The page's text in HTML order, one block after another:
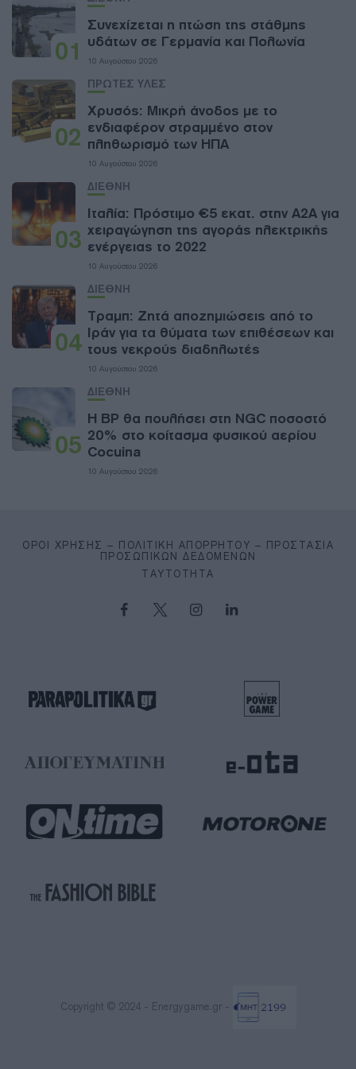
01
Συνεχίζεται η πτώση της στάθμης
υδάτων σε Γερμανία και Πολωνία
10 Αυγούστου 2026
02
ΠΡΩΤΕΣ ΥΛΕΣ
Χρυσός: Μικρή άνοδος με το
ενδιαφέρον στραμμένο στον
πληθωρισμό των ΗΠΑ
10 Αυγούστου 2026
03
ΔΙΕΘΝΗ
Ιταλία: Πρόστιμο €5 εκατ. στην A2A για
χειραγώγηση της αγοράς ηλεκτρικής
ενέργειας το 2022
10 Αυγούστου 2026
04
ΔΙΕΘΝΗ
Τραμπ: Ζητά αποζημιώσεις από το
Ιράν για τα θύματα των επιθέσεων και
τους νεκρούς διαδηλωτές
10 Αυγούστου 2026
05
ΔΙΕΘΝΗ
Η BP θα πουλήσει στη NGC ποσοστό
20% στο κοίτασμα φυσικού αερίου
Cocuina
10 Αυγούστου 2026
ΌΡΟΙ ΧΡΉΣΗΣ – ΠΟΛΙΤΙΚΉ ΑΠΟΡΡΉΤΟΥ – ΠΡΟΣΤΑΣΊΑ
ΠΡΟΣΩΠΙΚΏΝ ΔΕΔΟΜΈΝΩΝ
ΤΑΥΤΌΤΗΤΑ
Copyright © 2024 - Energygame.gr -